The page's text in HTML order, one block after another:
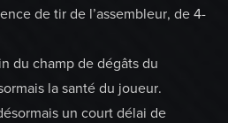
de tir de l’assembleur, de 4-
du champ de dégâts du
la santé du joueur.
un court délai de